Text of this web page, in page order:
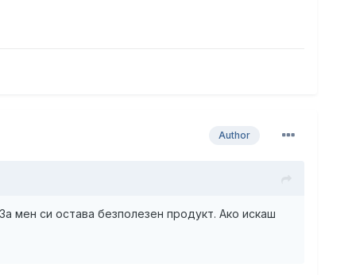
Author
мен си остава безполезен продукт. Ако искаш